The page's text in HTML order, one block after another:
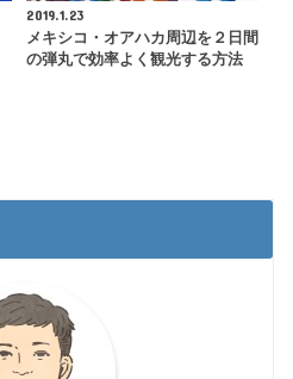
2019.1.23
メキシコ・オアハカ周辺を２日間
の弾丸で効率よく観光する方法